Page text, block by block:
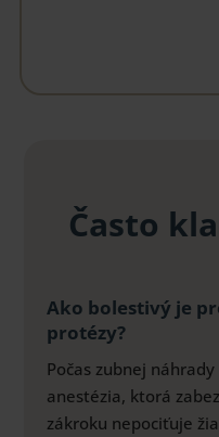
Často
Ako bolestivý je
protézy?
Počas zubnej
anestézia, ktorá
zákroku nepociťuje